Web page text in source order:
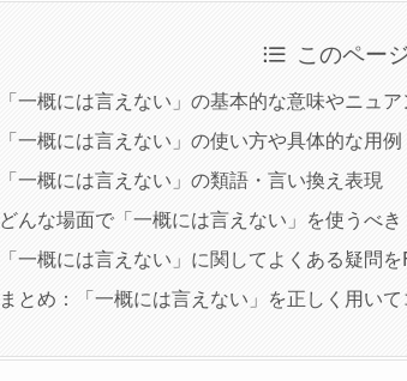
このペー
「一概には言えない」の基本的な意味やニュア
「一概には言えない」の使い方や具体的な用
「一概には言えない」の類語・言い換え表現
どんな場面で「一概には言えない」を使うべき
「一概には言えない」に関してよくある疑問
まとめ：「一概には言えない」を正しく用い